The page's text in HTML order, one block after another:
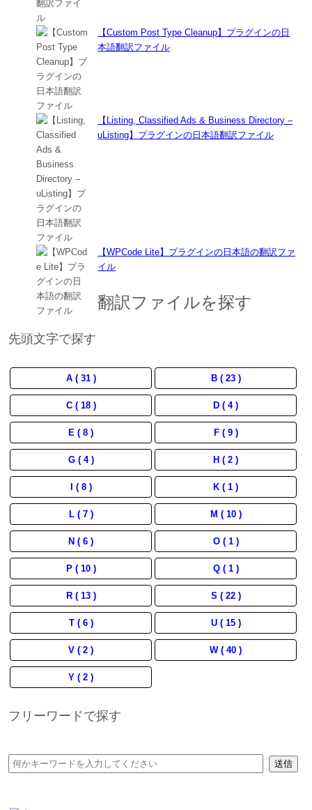
【Custom Post Type Cleanup】プラグインの日
本語翻訳ファイル
【Listing, Classified Ads & Business Directory –
uListing】プラグインの日本語翻訳ファイル
【WPCode Lite】プラグインの日本語の翻訳ファ
イル
翻訳ファイルを探す
先頭文字で探す
A ( 31 ) B ( 23 )
C ( 18 ) D ( 4 )
E ( 8 ) F ( 9 )
G ( 4 ) H ( 2 )
I ( 8 ) K ( 1 )
L ( 7 ) M ( 10 )
N ( 6 ) O ( 1 )
P ( 10 ) Q ( 1 )
R ( 13 ) S ( 22 )
T ( 6 ) U ( 15 )
V ( 2 ) W ( 40 )
Y ( 2 )
フリーワードで探す